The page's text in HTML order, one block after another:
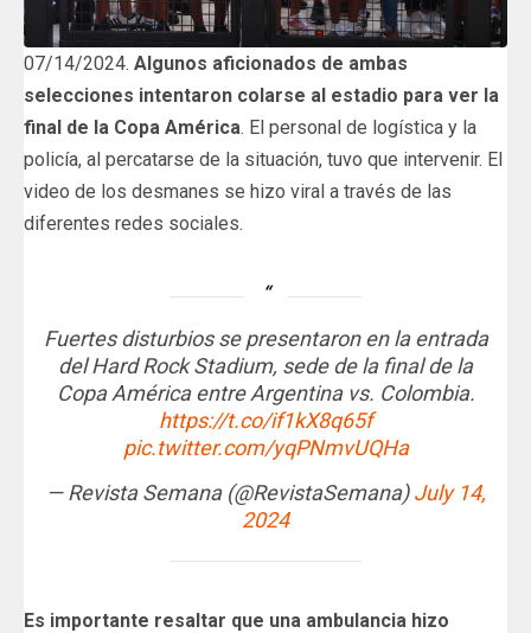
07/14/2024. Algunos aficionados de ambas
selecciones intentaron colarse al estadio para ver la
final de la Copa América. El personal de logística y la
policía, al percatarse de la situación, tuvo que intervenir. El
video de los desmanes se hizo viral a través de las
diferentes redes sociales.
Fuertes disturbios se presentaron en la entrada
del Hard Rock Stadium, sede de la final de la
Copa América entre Argentina vs. Colombia.
https://t.co/if1kX8q65f
pic.twitter.com/yqPNmvUQHa
— Revista Semana (@RevistaSemana)July 14,
2024
Es importante resaltar que una ambulancia hizo